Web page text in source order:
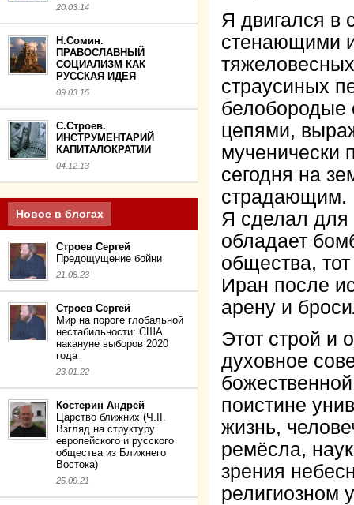
20.03.14
Н.Сомин.
ПРАВОСЛАВНЫЙ
СОЦИАЛИЗМ КАК
РУССКАЯ ИДЕЯ
09.03.15
С.Строев.
ИНСТРУМЕНТАРИЙ
КАПИТАЛОКРАТИИ
04.12.13
Новое в блогах
Строев Сергей
Предощущение бойни
21.08.23
Строев Сергей
Мир на пороге глобальной
нестабильности: США
накануне выборов 2020
года
23.01.22
Костерин Андрей
Царство ближних (Ч.II.
Взгляд на структуру
европейского и русского
общества из Ближнего
Востока)
25.09.21
Я двигался в
стенающими
страусиных
белобородые
цепями,
мученически
сегодня на
страдающим.
Я сделал для
обладает
общества,
Иран после
арену и
Этот строй и
духовное
поистине
жизнь,
ремёсла,
зрения
религиозном